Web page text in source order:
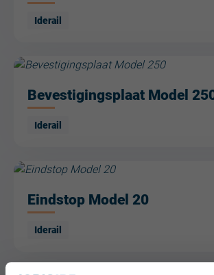
Iderail
Bevestigingsplaat Model
Iderail
Eindstop Model 20
Iderail